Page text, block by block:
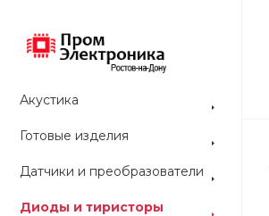
Акустика
Готовые изделия
Датчики и преобразователи
Диоды и тиристоры